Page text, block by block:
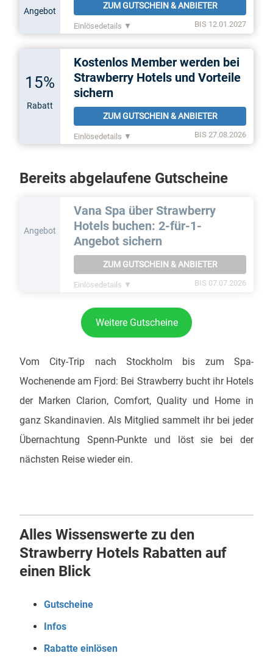
Angebot
ZUM GUTSCHEIN & ANBIETER
BIS 12.01.2027
Einlösedetails ▼
15%
Rabatt
Kostenlos Member werden bei
Strawberry Hotels und Vorteile
sichern
ZUM GUTSCHEIN & ANBIETER
BIS 27.08.2026
Einlösedetails ▼
Bereits abgelaufene Gutscheine
Angebot
Vana Spa über Strawberry
Hotels buchen: 2-für-1-
Angebot sichern
ZUM GUTSCHEIN & ANBIETER
BIS 07.07.2026
Einlösedetails ▼
Weitere Gutscheine
Vom City-Trip nach Stockholm bis zum Spa-
Wochenende am Fjord: Bei Strawberry bucht ihr Hotels
der Marken Clarion, Comfort, Quality und Home in
ganz Skandinavien. Als Mitglied sammelt ihr bei jeder
Übernachtung Spenn-Punkte und löst sie bei der
nächsten Reise wieder ein.
Alles Wissenswerte zu den
Strawberry Hotels Rabatten auf
einen Blick
Gutscheine
Infos
Rabatte einlösen